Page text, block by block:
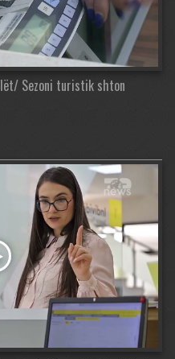
Sezoni turistik shton